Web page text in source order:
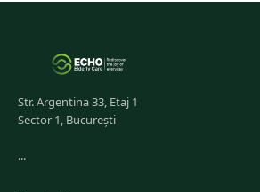
Str. Argentina 33, Etaj 1
Sector 1, București
...